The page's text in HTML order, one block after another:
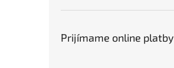
Prijímame online platby